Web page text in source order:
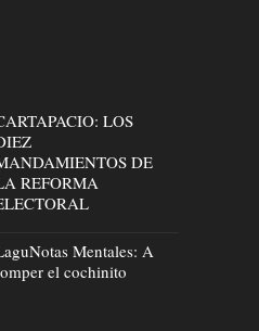
LOS
DE
REFORMA
Mentales: A
el cochinito